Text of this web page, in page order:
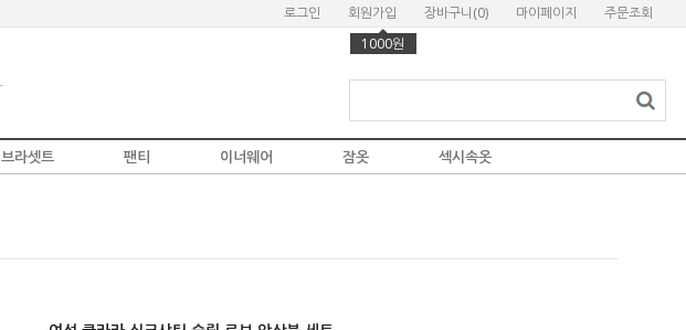
로그인
회원가입
1000원
장바구니(0) 마이페이지 주문조회
브라셋트 팬티 이너웨어 잠옷 섹시속옷